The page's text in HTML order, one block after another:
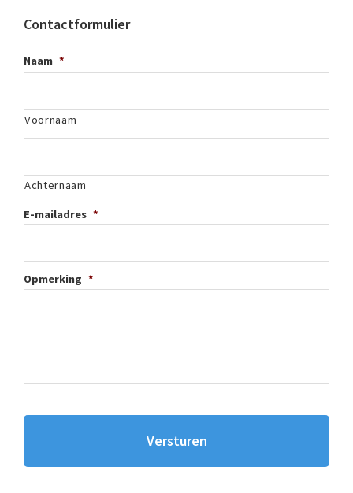
Contactformulier
Naam *
Voornaam
Achternaam
E-mailadres *
Opmerking *